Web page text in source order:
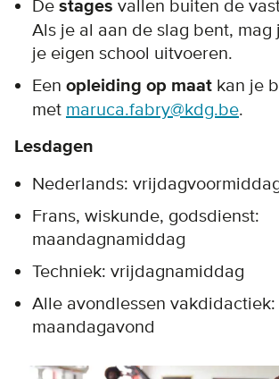
De stages vallen buiten de
Als je al aan de slag bent, mag
je eigen school uitvoeren.
Een opleiding op maat kan je
met maruca.fabry@kdg.be.
Lesdagen
Nederlands:
Frans, wiskunde, godsdienst:
maandagnamiddag
Techniek: vrijdagnamiddag
Alle avondlessen vakdidactiek:
maandagavond